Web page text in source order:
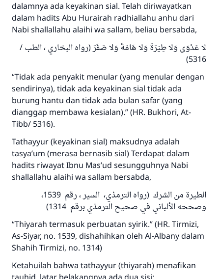
dalamnya ada keyakinan sial. Telah diriwayatkan
dalam hadits Abu Hurairah radhiallahu anhu dari
Nabi shallallahu alaihi wa sallam, beliau bersabda,
لا عَدْوَى وَلا طِيَرَةَ وَلا هَامَةَ وَلا صَفَرَ (رواه البخاري ، الطب /
5316)
“Tidak ada penyakit menular (yang menular dengan
sendirinya), tidak ada keyakinan sial tidak ada
burung hantu dan tidak ada bulan safar (yang
dianggap membawa kesialan).” (HR. Bukhori, At-
Tibb/ 5316).
Tathayyur (keyakinan sial) maksudnya adalah
tasya’um (merasa bernasib sial) Terdapat dalam
hadits riwayat Ibnu Mas’ud sesungguhnya Nabi
shallallahu alaihi wa sallam bersabda,
الطيرة من الشرك (رواه الترمذي، السير ، رقم 1539،
وصححه الألباني في صحيح الترمذي برقم 1314)
“Thiyarah termasuk perbuatan syirik.” (HR. Tirmizi,
As-Siyar, no. 1539, dishahihkan oleh Al-Albany dalam
Shahih Tirmizi, no. 1314)
Ketahuilah bahwa tathayyur (thiyarah) menafikan